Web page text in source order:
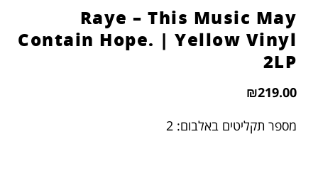
Raye – This Music May
Contain Hope. | Yellow Vinyl
2LP
₪219.00
מספר תקליטים באלבום: 2